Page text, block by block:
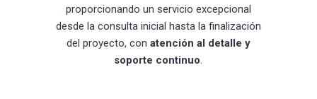
proporcionando un servicio excepcional
desde la consulta inicial hasta la finalización
del proyecto, con atención al detalle y
soporte continuo.